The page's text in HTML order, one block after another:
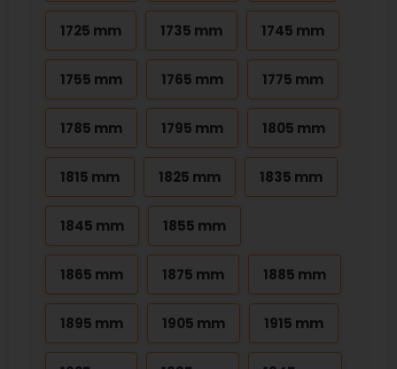
1725 mm 1735 mm 1745 mm
1755 mm 1765 mm 1775 mm
1785 mm 1795 mm 1805 mm
1815 mm 1825 mm 1835 mm
1845 mm 1855 mm
1865 mm 1875 mm 1885 mm
1895 mm 1905 mm 1915 mm